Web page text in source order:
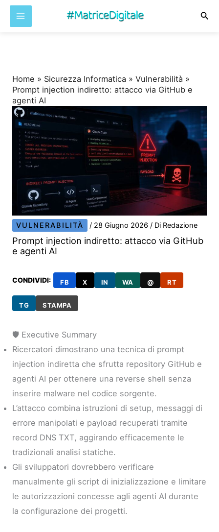
Home » Sicurezza Informatica »Vulnerabilità »
Prompt injection indiretto: attacco via GitHub e
agenti AI
VULNERABILITÀ / 28 Giugno 2026/ Di Redazione
Prompt injection indiretto: attacco via GitHub
e agenti AI
CONDIVIDI: FB X IN WA @ RT
TG STAMPA
🛡️ Executive Summary
Ricercatori dimostrano una tecnica di prompt
injection indiretta che sfrutta repository GitHub e
agenti AI per ottenere una reverse shell senza
inserire malware nel codice sorgente.
L’attacco combina istruzioni di setup, messaggi di
errore manipolati e payload recuperati tramite
record DNS TXT, aggirando efficacemente le
tradizionali analisi statiche.
Gli sviluppatori dovrebbero verificare
manualmente gli script di inizializzazione e limitare
le autorizzazioni concesse agli agenti AI durante
la configurazione dei progetti.